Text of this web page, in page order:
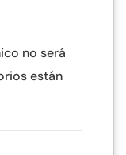
no será
están